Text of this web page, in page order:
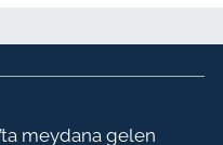
meydana gelen